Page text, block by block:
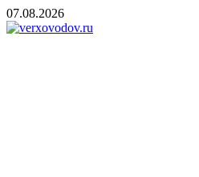
Skip
to
07.08.2026